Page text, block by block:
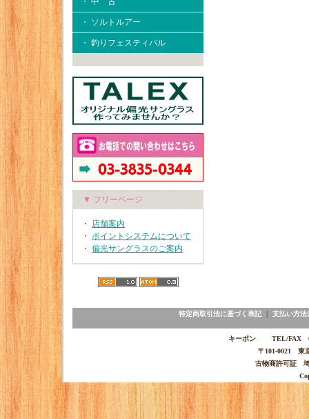
・ ソルトルアー
・ 釣りフェスティバル
▼ フリーページ
・ 店舗案内
・ ポイントシステムについて
・ 偏光サングラスのご案内
特定商取引法に基づく表記｜ 支払い方法
キーポン TEL/FAX
〒101-0021 東
古物商許可証